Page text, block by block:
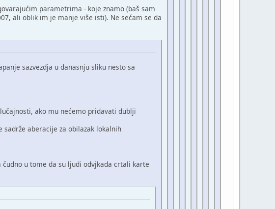
parametrima - koje znamo (baš sam
ali oblik im je manje više isti). Ne sećam se da
sazvezdja u danasnju sliku nesto sa
ako mu nećemo pridavati dublji
aberacije za obilazak lokalnih
u tome da su ljudi odvjkada crtali karte